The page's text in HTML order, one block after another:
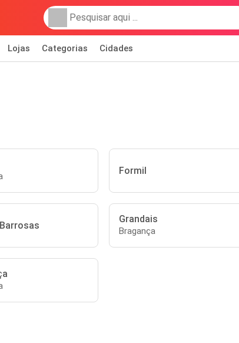
Lojas Categorias Cidades
Formil
Grandais
Bragança